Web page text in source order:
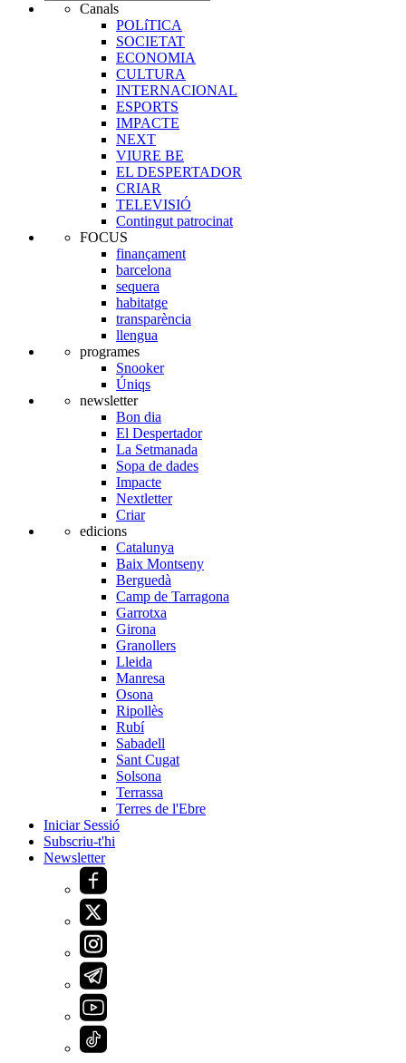
Canals
POLíTICA
SOCIETAT
ECONOMIA
CULTURA
INTERNACIONAL
ESPORTS
IMPACTE
NEXT
VIURE BE
EL DESPERTADOR
CRIAR
TELEVISIÓ
Contingut patrocinat
FOCUS
finançament
barcelona
sequera
habitatge
transparència
llengua
programes
Snooker
Úniqs
newsletter
Bon dia
El Despertador
La Setmanada
Sopa de dades
Impacte
Nextletter
Criar
edicions
Catalunya
Baix Montseny
Berguedà
Camp de Tarragona
Garrotxa
Girona
Granollers
Lleida
Manresa
Osona
Ripollès
Rubí
Sabadell
Sant Cugat
Solsona
Terrassa
Terres de l'Ebre
Iniciar Sessió
Subscriu-t'hi
Newsletter